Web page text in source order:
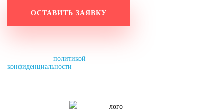
политикой
конфиденциальности